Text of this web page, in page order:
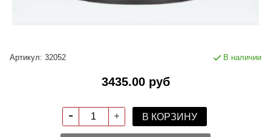
Артикул: 32052 В наличии
3435.00 руб
В КОРЗИНУ